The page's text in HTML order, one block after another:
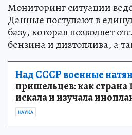
Мониторинг ситуации
Данные поступают в
базу, которая позволяет
бензина и дизтоплива, а
Над СССР военные
пришельцев: как страна
искала и изучала
НАУКА